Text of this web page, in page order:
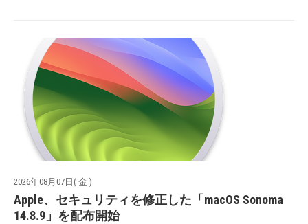
2026年08月07日( 金 )
Apple、セキュリティを修正した「macOS Sonoma
14.8.9」を配布開始